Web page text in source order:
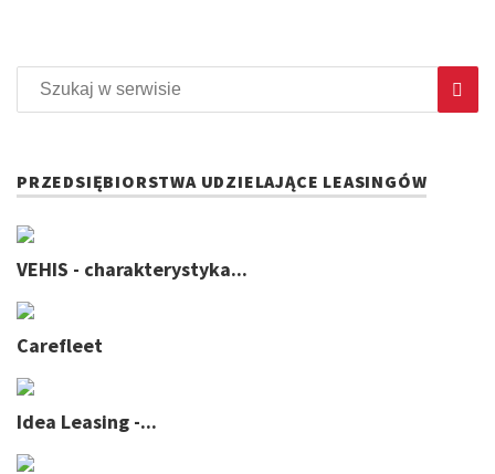
PRZEDSIĘBIORSTWA UDZIELAJĄCE LEASINGÓW
VEHIS - charakterystyka...
Carefleet
Idea Leasing -...